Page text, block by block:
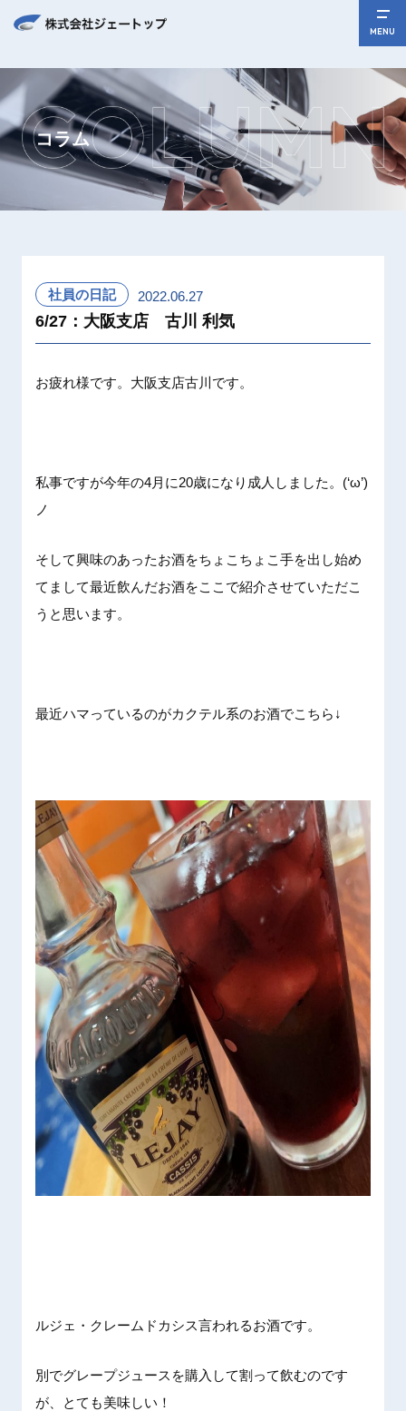
MENU
コラム
社員の日記 2022.06.27
6/27：大阪支店 古川 利気
お疲れ様です。大阪支店古川です。
私事ですが今年の4月に20歳になり成人しました。(‘ω’)
ノ
そして興味のあったお酒をちょこちょこ手を出し始め
てまして最近飲んだお酒をここで紹介させていただこ
うと思います。
最近ハマっているのがカクテル系のお酒でこちら↓
ルジェ・クレームドカシス言われるお酒です。
別でグレープジュースを購入して割って飲むのです
が、とても美味しい！